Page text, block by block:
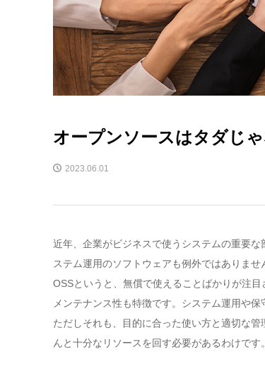
オープンソースはタダじ
2023.06.01
近年、企業がビジネスで使うシステムの重要
ステム運用のソフトウェアも例外ではありませ
OSSというと、無償で使えることばかりが注
メンテナンス性も特徴です。システム運用や
ただしそれも、目的に合った使い方と適切な
んと十分なリソースを回す必要があるわけで